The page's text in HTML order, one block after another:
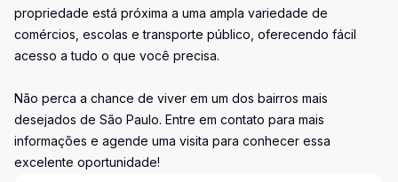
propriedade está próxima a uma ampla variedade de
comércios, escolas e transporte público, oferecendo fácil
acesso a tudo o que você precisa.
Não perca a chance de viver em um dos bairros mais
desejados de São Paulo. Entre em contato para mais
informações e agende uma visita para conhecer essa
excelente oportunidade!